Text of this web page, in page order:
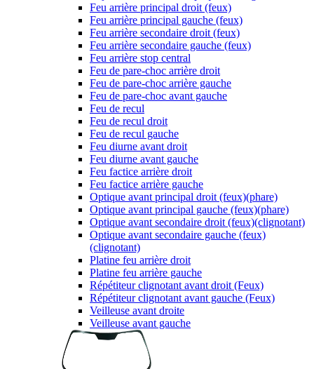
Feu arrière principal droit (feux)
Feu arrière principal gauche (feux)
Feu arrière secondaire droit (feux)
Feu arrière secondaire gauche (feux)
Feu arrière stop central
Feu de pare-choc arrière droit
Feu de pare-choc arrière gauche
Feu de pare-choc avant gauche
Feu de recul
Feu de recul droit
Feu de recul gauche
Feu diurne avant droit
Feu diurne avant gauche
Feu factice arrière droit
Feu factice arrière gauche
Optique avant principal droit (feux)(phare)
Optique avant principal gauche (feux)(phare)
Optique avant secondaire droit (feux)(clignotant)
Optique avant secondaire gauche (feux)
(clignotant)
Platine feu arrière droit
Platine feu arrière gauche
Répétiteur clignotant avant droit (Feux)
Répétiteur clignotant avant gauche (Feux)
Veilleuse avant droite
Veilleuse avant gauche